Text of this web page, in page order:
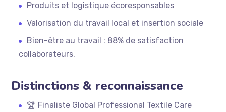
Produits et logistique écoresponsables
Valorisation du travail local et insertion sociale
Bien-être au travail : 88% de satisfaction
collaborateurs.
Distinctions & reconnaissance
🏆 Finaliste Global Professional Textile Care